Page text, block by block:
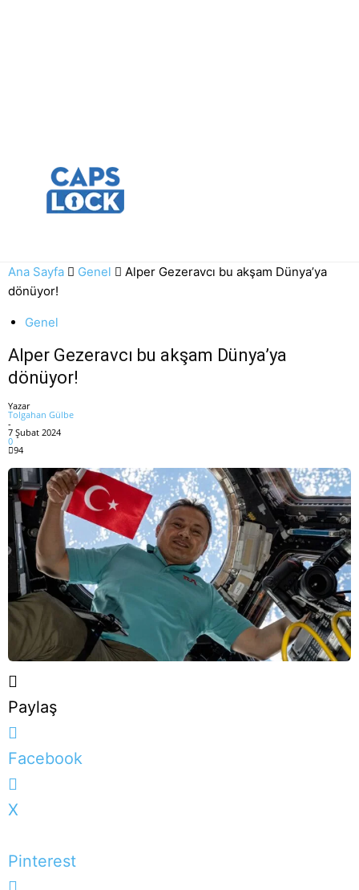
Ana Sayfa Genel
Alper Gezeravcı bu akşam Dünya’ya
dönüyor!
Genel
Alper Gezeravcı bu akşam Dünya’ya
dönüyor!
Yazar
Tolgahan Gülbe
-
7 Şubat 2024
0
94
Paylaş
Facebook
X
Pinterest